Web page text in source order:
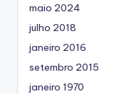
maio 2024
julho 2018
janeiro 2016
setembro 2015
janeiro 1970